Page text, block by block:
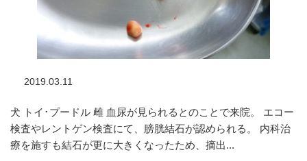
2019.03.11
犬 トイ･プードル 雌 血尿が見られるとのことで来院。 エコー
検査やレントゲン検査にて、膀胱結石が認められる。 内科治
療を施すも結石が更に大きくなったため、摘出...